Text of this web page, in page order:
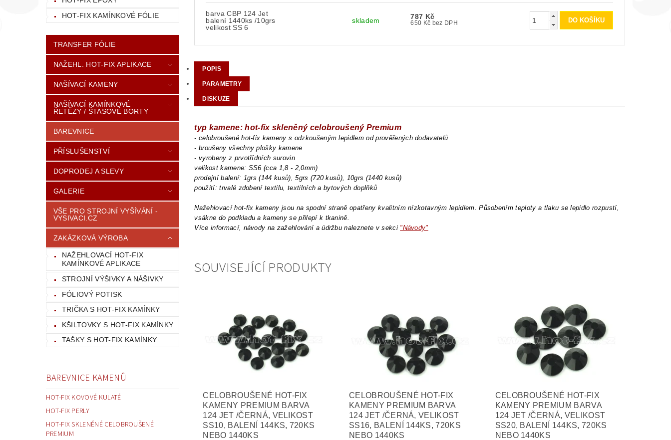
HOT-FIX KAMÍNKOVÉ FÓLIE
TRANSFER FÓLIE
NAŽEHL. HOT-FIX APLIKACE
NAŠÍVACÍ KAMENY
NAŠÍVACÍ KAMÍNKOVÉ
ŘETĚZY / ŠTASOVÉ BORTY
BAREVNICE
PŘÍSLUŠENSTVÍ
DOPRODEJ A SLEVY
GALERIE
VŠE PRO STROJNÍ VYŠÍVÁNÍ -
VYSIVACI.CZ
ZAKÁZKOVÁ VÝROBA
NAŽEHLOVACÍ HOT-FIX
KAMÍNKOVÉ APLIKACE
STROJNÍ VÝŠIVKY A NÁŠIVKY
FÓLIOVÝ POTISK
TRIČKA S HOT-FIX KAMÍNKY
KŠILTOVKY S HOT-FIX KAMÍNKY
TAŠKY S HOT-FIX KAMÍNKY
BAREVNICE KAMENŮ
HOT-FIX KOVOVÉ KULATÉ
HOT-FIX PERLY
HOT-FIX SKLENĚNÉ CELOBROUŠENÉ
PREMIUM
barva CBP 124 Jet
balení 1440ks /10grs
velikost SS 6
skladem 787 Kč
650 Kč bez DPH
POPIS
PARAMETRY
DISKUZE
typ kamene: hot-fix skleněný celobroušený Premium
- celobroušené hot-fix kameny s odzkoušeným lepidlem od prověřených dodavatelů
- broušeny všechny plošky kamene
- vyrobeny z prvotřídních surovin
velikost kamene: SS6 (cca 1,8 - 2,0mm)
prodejní balení: 1grs (144 kusů), 5grs (720 kusů), 10grs (1440 kusů)
použití: trvalé zdobení textilu, textilních a bytových doplňků
Nažehlovací hot-fix kameny jsou na spodní straně opatřeny kvalitním nízkotavným lepidlem. Působením teploty a tlaku se lepidlo rozpustí,
vsákne do podkladu a kameny se přilepí k tkanině.
Více informací, návody na zažehlování a údržbu naleznete v sekci "Návody"
SOUVISEJÍCÍ PRODUKTY
CELOBROUŠENÉ HOT-FIX
KAMENY PREMIUM BARVA
124 JET /ČERNÁ, VELIKOST
SS10, BALENÍ 144KS, 720KS
NEBO 1440KS
CELOBROUŠENÉ HOT-FIX
KAMENY PREMIUM BARVA
124 JET /ČERNÁ, VELIKOST
SS16, BALENÍ 144KS, 720KS
NEBO 1440KS
CELOBROUŠENÉ HOT-FIX
KAMENY PREMIUM BARVA
124 JET /ČERNÁ, VELIKOST
SS20, BALENÍ 144KS, 720KS
NEBO 1440KS